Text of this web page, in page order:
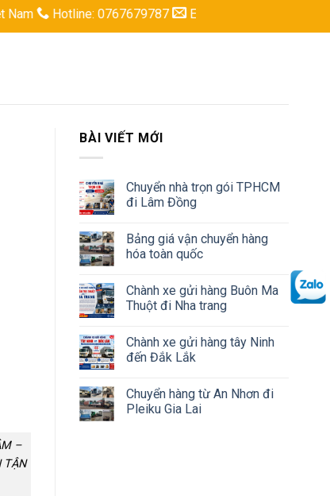
Hotline: 0767679787 Email:
–
TẬN
BÀI VIẾT MỚI
Chuyển nhà trọn gói TPHCM
đi Lâm Đồng
Bảng giá vận chuyển hàng
hóa toàn quốc
Chành xe gửi hàng Buôn Ma
Thuột đi Nha trang
Chành xe gửi hàng tây Ninh
đến Đắk Lắk
Chuyển hàng từ An Nhơn đi
Pleiku Gia Lai